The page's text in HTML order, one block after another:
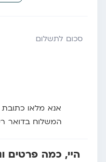
סכום לתשלום
אנא מלאו כתובת
המשלוח בדואר
היי, כמה פרטים